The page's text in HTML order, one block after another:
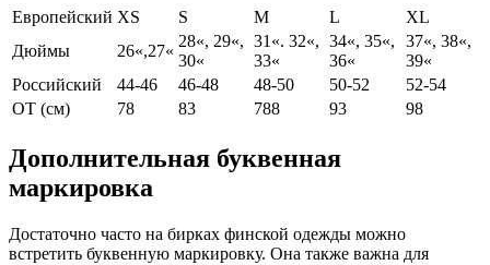
Европейский XS S M L
XL
Дюймы
26«,27«
28«, 29«,
30«
31«. 32«,
33«
34«, 35«,
36«
37«, 38«,
39«
Российский
44-46 46-48 48-50 50-52
52-54
ОТ (см)
78 83 788 93 98
Дополнительная буквенная
маркировка
Достаточно часто на бирках финской одежды можно
встретить буквенную маркировку. Она также важна для